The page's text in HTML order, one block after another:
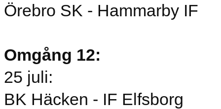
Örebro SK - Hammarby IF
Omgång 12:
25 juli:
BK Häcken - IF Elfsborg